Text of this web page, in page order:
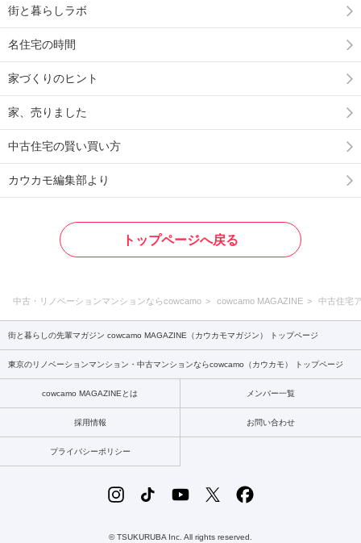
街と暮らしラボ
名住宅の時間
家づくりのヒント
家、売りました
中古住宅の賢い買い方
カウカモ編集部より
トップページへ戻る
中古・リノベーションマンションならcowcamo cowcamo MAGAZINE 中古住宅
街と暮らしの先輩マガジン cowcamo MAGAZINE（カウカモマガジン） トップページ
東京のリノベーションマンション・中古マンションならcowcamo（カウカモ） トップページ
cowcamo MAGAZINEとは メンバー一覧
採用情報 お問い合わせ
プライバシーポリシー
© TSUKURUBA Inc. All rights reserved.